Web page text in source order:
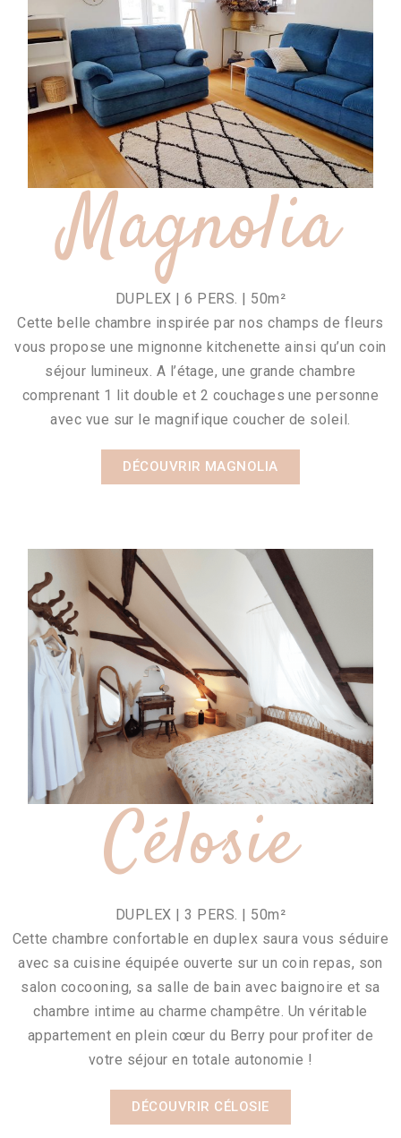
Magnolia
DUPLEX | 6 PERS. | 50m²
Cette belle chambre inspirée par nos champs de fleurs
vous propose une mignonne kitchenette ainsi qu’un coin
séjour lumineux. A l’étage, une grande chambre
comprenant 1 lit double et 2 couchages une personne
avec vue sur le magnifique coucher de soleil.
DÉCOUVRIR MAGNOLIA
Célosie
DUPLEX | 3 PERS. | 50m²
Cette chambre confortable en duplex saura vous séduire
avec sa cuisine équipée ouverte sur un coin repas, son
salon cocooning, sa salle de bain avec baignoire et sa
chambre intime au charme champêtre. Un véritable
appartement en plein cœur du Berry pour profiter de
votre séjour en totale autonomie !
DÉCOUVRIR CÉLOSIE